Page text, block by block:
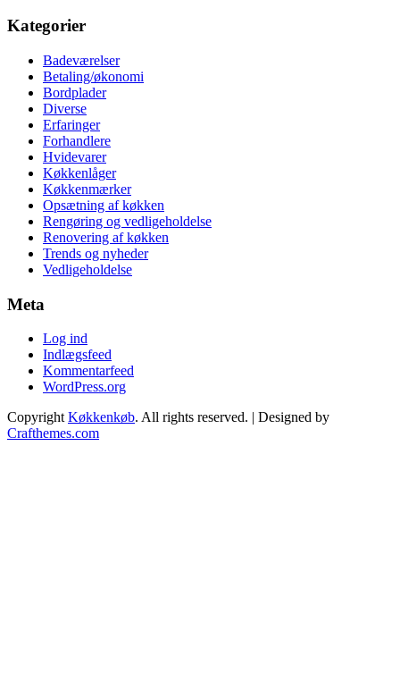
Kategorier
Badeværelser
Betaling/økonomi
Bordplader
Diverse
Erfaringer
Forhandlere
Hvidevarer
Køkkenlåger
Køkkenmærker
Opsætning af køkken
Rengøring og vedligeholdelse
Renovering af køkken
Trends og nyheder
Vedligeholdelse
Meta
Log ind
Indlægsfeed
Kommentarfeed
WordPress.org
Copyright Køkkenkøb. All rights reserved. | Designed by
Crafthemes.com